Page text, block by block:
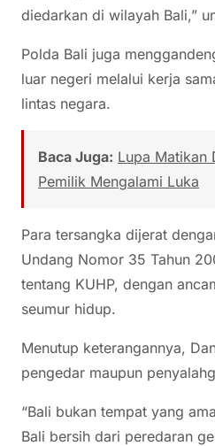
diedarkan di wilayah Bali,”
Polda Bali juga
luar negeri melalui kerja
lintas negara.
Baca Juga: Lupa Matikan
Pemilik Mengalami Luka
Para tersangka dijerat
Undang Nomor 35 Tahun
tentang KUHP, dengan
seumur hidup.
Menutup keterangannya,
pengedar maupun
“Bali bukan tempat yang
Bali bersih dari peredaran